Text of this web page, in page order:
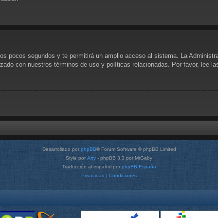
pocos segundos y te permitirá un amplio acceso al sistema. La
con nuestros términos de uso y políticas relacionadas. Por favor, lee
Desarrollado por phpBB® Forum Software © phpBB Limited
Style por Arty - phpBB 3.3 por MrGaby
Traducción al español por phpBB España
Privacidad | Condiciones